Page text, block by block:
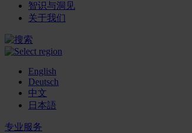
智识与洞见
关于我们
English
Deutsch
中文
日本語
专业服务